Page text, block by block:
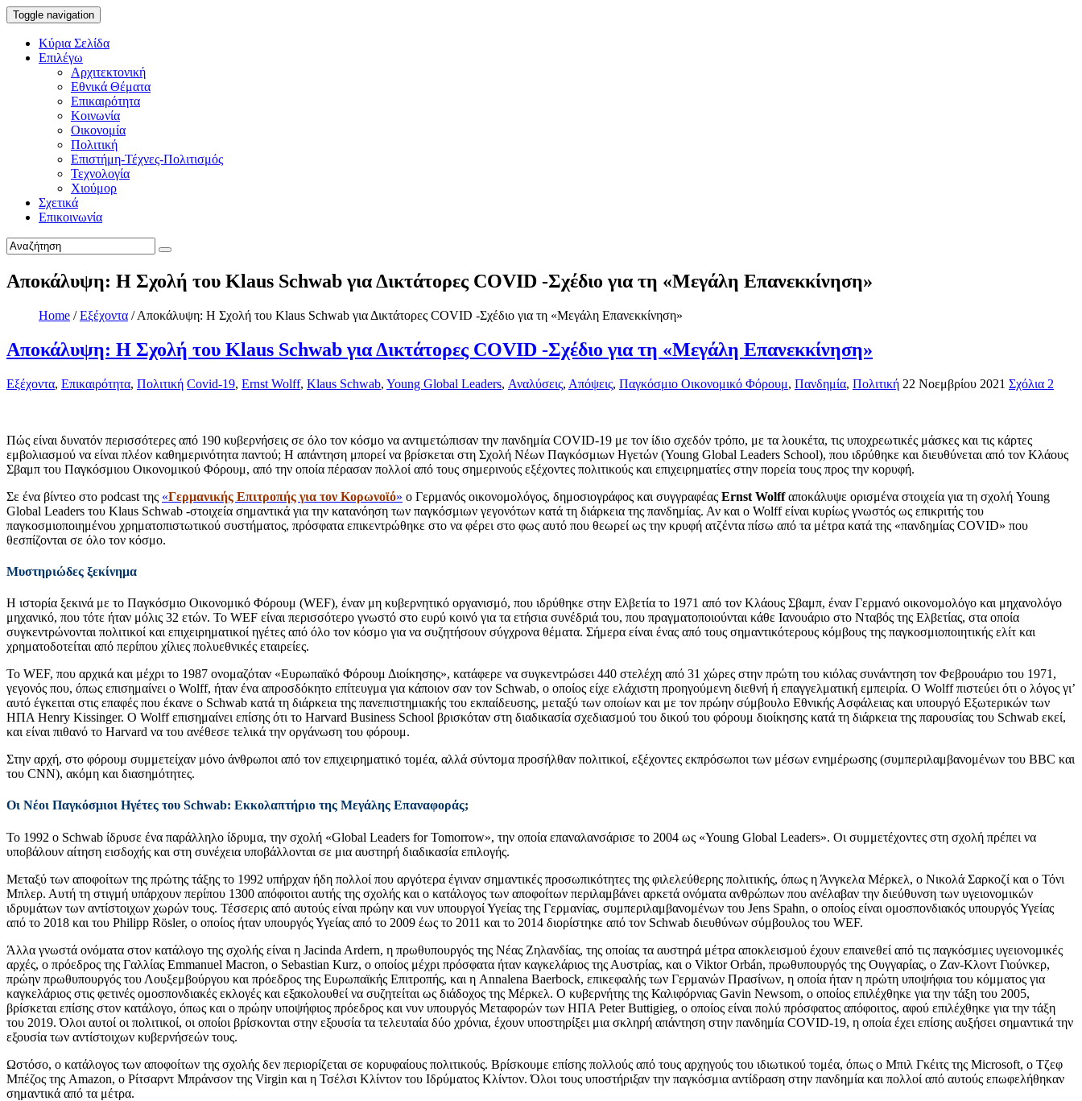
Toggle navigation
Κύρια Σελίδα
Επιλέγω
Αρχιτεκτονική
Εθνικά Θέματα
Επικαιρότητα
Κοινωνία
Οικονομία
Πολιτική
Επιστήμη-Τέχνες-Πολιτισμός
Τεχνολογία
Χιούμορ
Σχετικά
Επικοινωνία
Αποκάλυψη: Η Σχολή του Klaus Schwab για Δικτάτορες COVID -Σχέδιο για τη «Μεγάλη Επανεκκίνηση»
Home / Εξέχοντα / Αποκάλυψη: Η Σχολή του Klaus Schwab για Δικτάτορες COVID -Σχέδιο για τη «Μεγάλη Επανεκκίνηση»
Αποκάλυψη: Η Σχολή του Klaus Schwab για Δικτάτορες COVID -Σχέδιο για τη «Μεγάλη Επανεκκίνηση»
Εξέχοντα, Επικαιρότητα, Πολιτική Covid-19, Ernst Wolff, Klaus Schwab, Young Global Leaders, Αναλύσεις, Απόψεις, Παγκόσμιο Οικονομικό Φόρουμ, Πανδημία, Πολιτική 22 Νοεμβρίου 2021 Σχόλια 2
Πώς είναι δυνατόν περισσότερες από 190 κυβερνήσεις σε όλο τον κόσμο να αντιμετώπισαν την πανδημία COVID-19 με τον ίδιο σχεδόν τρόπο, με τα λουκέτα, τις υποχρεωτικές μάσκες και τις κάρτες
εμβολιασμού να είναι πλέον καθημερινότητα παντού; Η απάντηση μπορεί να βρίσκεται στη Σχολή Νέων Παγκόσμιων Ηγετών (Young Global Leaders School), που ιδρύθηκε και διευθύνεται από τον Κλάους
Σβαμπ του Παγκόσμιου Οικονομικού Φόρουμ, από την οποία πέρασαν πολλοί από τους σημερινούς εξέχοντες πολιτικούς και επιχειρηματίες στην πορεία τους προς την κορυφή.
Σε ένα βίντεο στο podcast της «Γερμανικής Επιτροπής για τον Κορωνοϊό» ο Γερμανός οικονομολόγος, δημοσιογράφος και συγγραφέας Ernst Wolffαποκάλυψε ορισμένα στοιχεία για τη σχολή Young
Global Leaders του Klaus Schwab -στοιχεία σημαντικά για την κατανόηση των παγκόσμιων γεγονότων κατά τη διάρκεια της πανδημίας. Αν και ο Wolff είναι κυρίως γνωστός ως επικριτής του
παγκοσμιοποιημένου χρηματοπιστωτικού συστήματος, πρόσφατα επικεντρώθηκε στο να φέρει στο φως αυτό που θεωρεί ως την κρυφή ατζέντα πίσω από τα μέτρα κατά της «πανδημίας COVID» που
θεσπίζονται σε όλο τον κόσμο.
Μυστηριώδες ξεκίνημα
Η ιστορία ξεκινά με το Παγκόσμιο Οικονομικό Φόρουμ (WEF), έναν μη κυβερνητικό οργανισμό, που ιδρύθηκε στην Ελβετία το 1971 από τον Κλάους Σβαμπ, έναν Γερμανό οικονομολόγο και μηχανολόγο
μηχανικό, που τότε ήταν μόλις 32 ετών. Το WEF είναι περισσότερο γνωστό στο ευρύ κοινό για τα ετήσια συνέδριά του, που πραγματοποιούνται κάθε Ιανουάριο στο Νταβός της Ελβετίας, στα οποία
συγκεντρώνονται πολιτικοί και επιχειρηματικοί ηγέτες από όλο τον κόσμο για να συζητήσουν σύγχρονα θέματα. Σήμερα είναι ένας από τους σημαντικότερους κόμβους της παγκοσμιοποιητικής ελίτ και
χρηματοδοτείται από περίπου χίλιες πολυεθνικές εταιρείες.
Το WEF, που αρχικά και μέχρι το 1987 ονομαζόταν «Ευρωπαϊκό Φόρουμ Διοίκησης», κατάφερε να συγκεντρώσει 440 στελέχη από 31 χώρες στην πρώτη του κιόλας συνάντηση τον Φεβρουάριο του 1971,
γεγονός που, όπως επισημαίνει ο Wolff, ήταν ένα απροσδόκητο επίτευγμα για κάποιον σαν τον Schwab, ο οποίος είχε ελάχιστη προηγούμενη διεθνή ή επαγγελματική εμπειρία. Ο Wolff πιστεύει ότι ο λόγος γι’
αυτό έγκειται στις επαφές που έκανε ο Schwab κατά τη διάρκεια της πανεπιστημιακής του εκπαίδευσης, μεταξύ των οποίων και με τον πρώην σύμβουλο Εθνικής Ασφάλειας και υπουργό Εξωτερικών των
ΗΠΑ Henry Kissinger. Ο Wolff επισημαίνει επίσης ότι το Harvard Business School βρισκόταν στη διαδικασία σχεδιασμού του δικού του φόρουμ διοίκησης κατά τη διάρκεια της παρουσίας του Schwab εκεί,
και είναι πιθανό το Harvard να του ανέθεσε τελικά την οργάνωση του φόρουμ.
Στην αρχή, στο φόρουμ συμμετείχαν μόνο άνθρωποι από τον επιχειρηματικό τομέα, αλλά σύντομα προσήλθαν πολιτικοί, εξέχοντες εκπρόσωποι των μέσων ενημέρωσης (συμπεριλαμβανομένων του BBC και
του CNN), ακόμη και διασημότητες.
Οι Νέοι Παγκόσμιοι Ηγέτες του Schwab: Εκκολαπτήριο της Μεγάλης Επαναφοράς;
Το 1992 ο Schwab ίδρυσε ένα παράλληλο ίδρυμα, την σχολή «Global Leaders for Tomorrow», την οποία επαναλανσάρισε το 2004 ως «Young Global Leaders». Οι συμμετέχοντες στη σχολή πρέπει να
υποβάλουν αίτηση εισδοχής και στη συνέχεια υποβάλλονται σε μια αυστηρή διαδικασία επιλογής.
Μεταξύ των αποφοίτων της πρώτης τάξης το 1992 υπήρχαν ήδη πολλοί που αργότερα έγιναν σημαντικές προσωπικότητες της φιλελεύθερης πολιτικής, όπως η Άνγκελα Μέρκελ, ο Νικολά Σαρκοζί και ο Τόνι
Μπλερ. Αυτή τη στιγμή υπάρχουν περίπου 1300 απόφοιτοι αυτής της σχολής και ο κατάλογος των αποφοίτων περιλαμβάνει αρκετά ονόματα ανθρώπων που ανέλαβαν την διεύθυνση των υγειονομικών
ιδρυμάτων των αντίστοιχων χωρών τους. Τέσσερις από αυτούς είναι πρώην και νυν υπουργοί Υγείας της Γερμανίας, συμπεριλαμβανομένων του Jens Spahn, ο οποίος είναι ομοσπονδιακός υπουργός Υγείας
από το 2018 και του Philipp Rösler, ο οποίος ήταν υπουργός Υγείας από το 2009 έως το 2011 και το 2014 διορίστηκε από τον Schwab διευθύνων σύμβουλος του WEF.
Άλλα γνωστά ονόματα στον κατάλογο της σχολής είναι η Jacinda Ardern, η πρωθυπουργός της Νέας Ζηλανδίας, της οποίας τα αυστηρά μέτρα αποκλεισμού έχουν επαινεθεί από τις παγκόσμιες υγειονομικές
αρχές, ο πρόεδρος της Γαλλίας Emmanuel Macron, ο Sebastian Kurz, ο οποίος μέχρι πρόσφατα ήταν καγκελάριος της Αυστρίας, και ο Viktor Orbán, πρωθυπουργός της Ουγγαρίας, ο Ζαν-Κλοντ Γιούνκερ,
πρώην πρωθυπουργός του Λουξεμβούργου και πρόεδρος της Ευρωπαϊκής Επιτροπής, και η Annalena Baerbock, επικεφαλής των Γερμανών Πρασίνων, η οποία ήταν η πρώτη υποψήφια του κόμματος για
καγκελάριος στις φετινές ομοσπονδιακές εκλογές και εξακολουθεί να συζητείται ως διάδοχος της Μέρκελ. Ο κυβερνήτης της Καλιφόρνιας Gavin Newsom, ο οποίος επιλέχθηκε για την τάξη του 2005,
βρίσκεται επίσης στον κατάλογο, όπως και ο πρώην υποψήφιος πρόεδρος και νυν υπουργός Μεταφορών των ΗΠΑ Peter Buttigieg, ο οποίος είναι πολύ πρόσφατος απόφοιτος, αφού επιλέχθηκε για την τάξη
του 2019. Όλοι αυτοί οι πολιτικοί, οι οποίοι βρίσκονται στην εξουσία τα τελευταία δύο χρόνια, έχουν υποστηρίξει μια σκληρή απάντηση στην πανδημία COVID-19, η οποία έχει επίσης αυξήσει σημαντικά την
εξουσία των αντίστοιχων κυβερνήσεών τους.
Ωστόσο, ο κατάλογος των αποφοίτων της σχολής δεν περιορίζεται σε κορυφαίους πολιτικούς. Βρίσκουμε επίσης πολλούς από τους αρχηγούς του ιδιωτικού τομέα, όπως ο Μπιλ Γκέιτς της Microsoft, ο Τζεφ
Μπέζος της Amazon, ο Ρίτσαρντ Μπράνσον της Virgin και η Τσέλσι Κλίντον του Ιδρύματος Κλίντον. Όλοι τους υποστήριξαν την παγκόσμια αντίδραση στην πανδημία και πολλοί από αυτούς επωφελήθηκαν
σημαντικά από τα μέτρα.